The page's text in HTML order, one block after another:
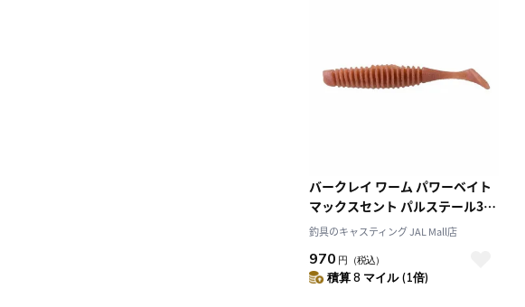
バークレイ ワーム パワーベイト
マックスセント パルステール3イ
ンチ ミミズ PBMSPT3-MMZ
釣具のキャスティング JAL Mall店
970 円 （税込）
積算 8 マイル (1倍)